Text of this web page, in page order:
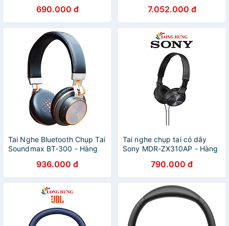
690.000 đ 7.052.000 đ
Tai Nghe Bluetooth Chụp Tai
Soundmax BT-300 - Hàng
936.000 đ
Tai nghe chụp tai có dây
Sony MDR-ZX310AP - Hàng
790.000 đ